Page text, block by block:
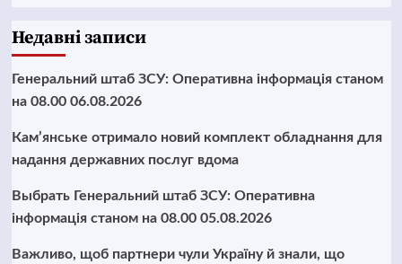
Недавні записи
Генеральний штаб ЗСУ: Оперативна інформація станом
на 08.00 06.08.2026
Кам’янське отримало новий комплект обладнання для
надання державних послуг вдома
Выбрать Генеральний штаб ЗСУ: Оперативна
інформація станом на 08.00 05.08.2026
Важливо, щоб партнери чули Україну й знали, що